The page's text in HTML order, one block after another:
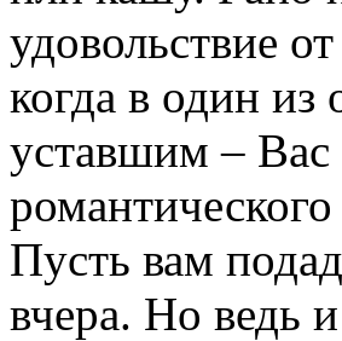
удовольствие
когда в один
уставшим –
Пусть вам
вчера. Но ведь